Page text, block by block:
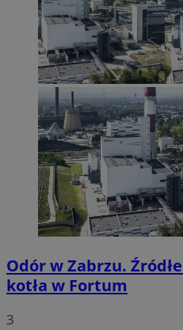
Odór w Zabrzu.
kotła w Fortum
3